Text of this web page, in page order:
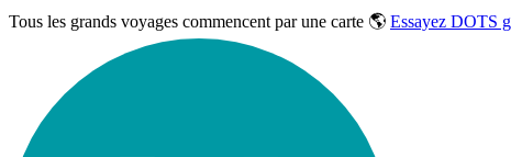
Tous les grands voyages commencent par une carte 🌎 Essayez DOTS